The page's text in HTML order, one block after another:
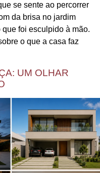
se sente ao percorrer
da brisa no jardim
foi esculpido à mão.
o que a casa faz
UM OLHAR